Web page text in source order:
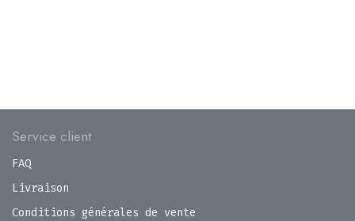
Service client
FAQ
Livraison
Conditions générales de vente